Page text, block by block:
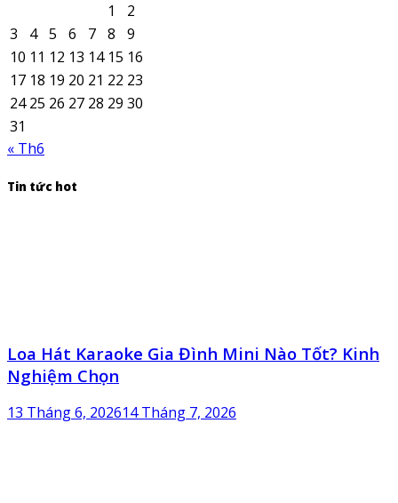
1
2
3
4 5 6 7 8
9
10 11 12 13 14 15 16
17 18 19 20 21 22 23
24 25 26 27 28 29 30
31
« Th6
Tin tức hot
Loa Hát Karaoke Gia Đình Mini Nào Tốt? Kinh
Nghiệm Chọn
13 Tháng 6, 202614 Tháng 7, 2026